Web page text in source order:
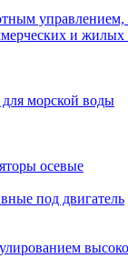
и
морской воды
осевые
под двигатель